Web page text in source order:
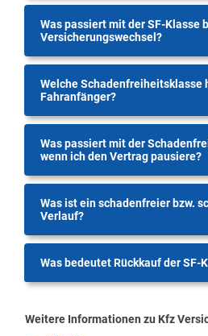
Was passiert mit der SF-Klasse
Versicherungswechsel?
Welche Schadenfreiheitsklasse
Fahranfänger?
Was passiert mit der
wenn ich den Vertrag pausiere?
Was ist ein schadenfreier bzw.
Verlauf?
Was bedeutet Rückkauf der SF-
Weitere Informationen zu Kfz